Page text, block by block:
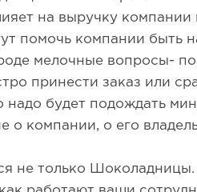
на выручку
помочь компании быть
мелочные вопросы-
принести заказ или
надо будет подождать
о компании, о его
не только